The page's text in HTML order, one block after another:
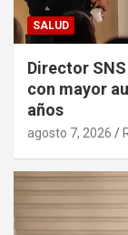
SALUD
Director
con mayor
años
agosto 7, 2026